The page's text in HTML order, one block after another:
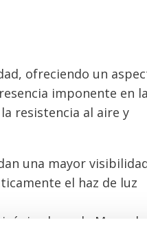
ofreciendo un
imponente en
resistencia al aire y
una mayor
el haz de luz
logo de